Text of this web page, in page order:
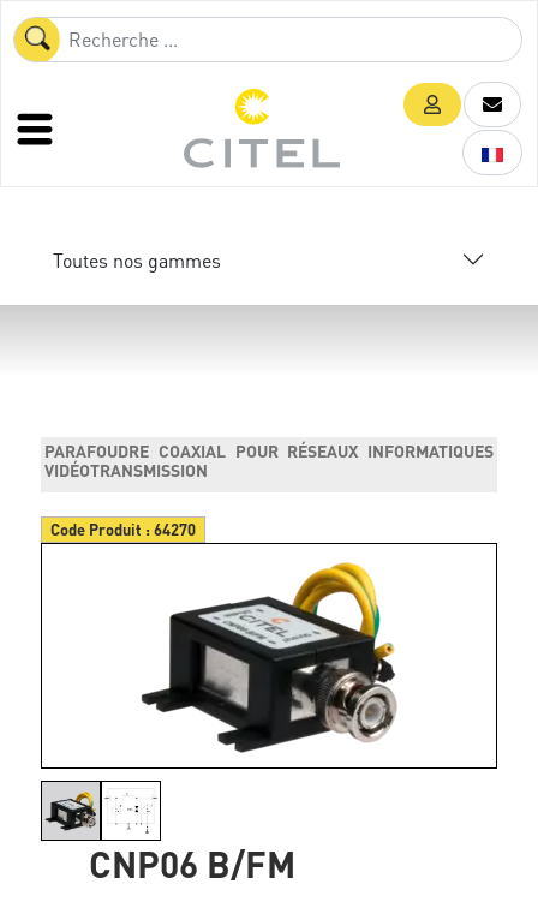
Toutes nos gammes
PARAFOUDRE COAXIAL POUR RÉSEAUX INFORMATIQUES
VIDÉOTRANSMISSION
Code Produit :64270
CNP06 B/FM